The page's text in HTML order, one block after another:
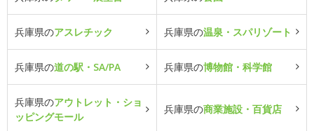
兵庫県のアスレチック 兵庫県の温泉・スパリゾート
兵庫県の道の駅・SA/PA 兵庫県の博物館・科学館
兵庫県のアウトレット・ショ
ッピングモール
兵庫県の商業施設・百貨店